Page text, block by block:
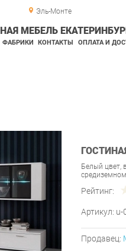
Эль-Монте
МЕБЕЛЬ
ФАБРИКИ КОНТАКТЫ ОПЛАТА И
Белый цвет,
Рейтинг:
Артикул: u-
Продавец: